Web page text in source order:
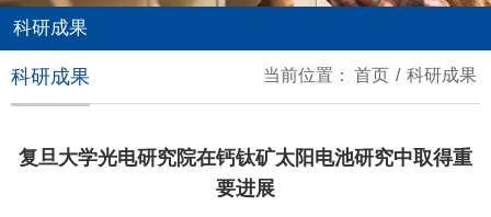
科研成果
当前位置： 首页 / 科研成果
科研成果
复旦大学光电研究院在钙钛矿太阳电池研究中取得重
要进展